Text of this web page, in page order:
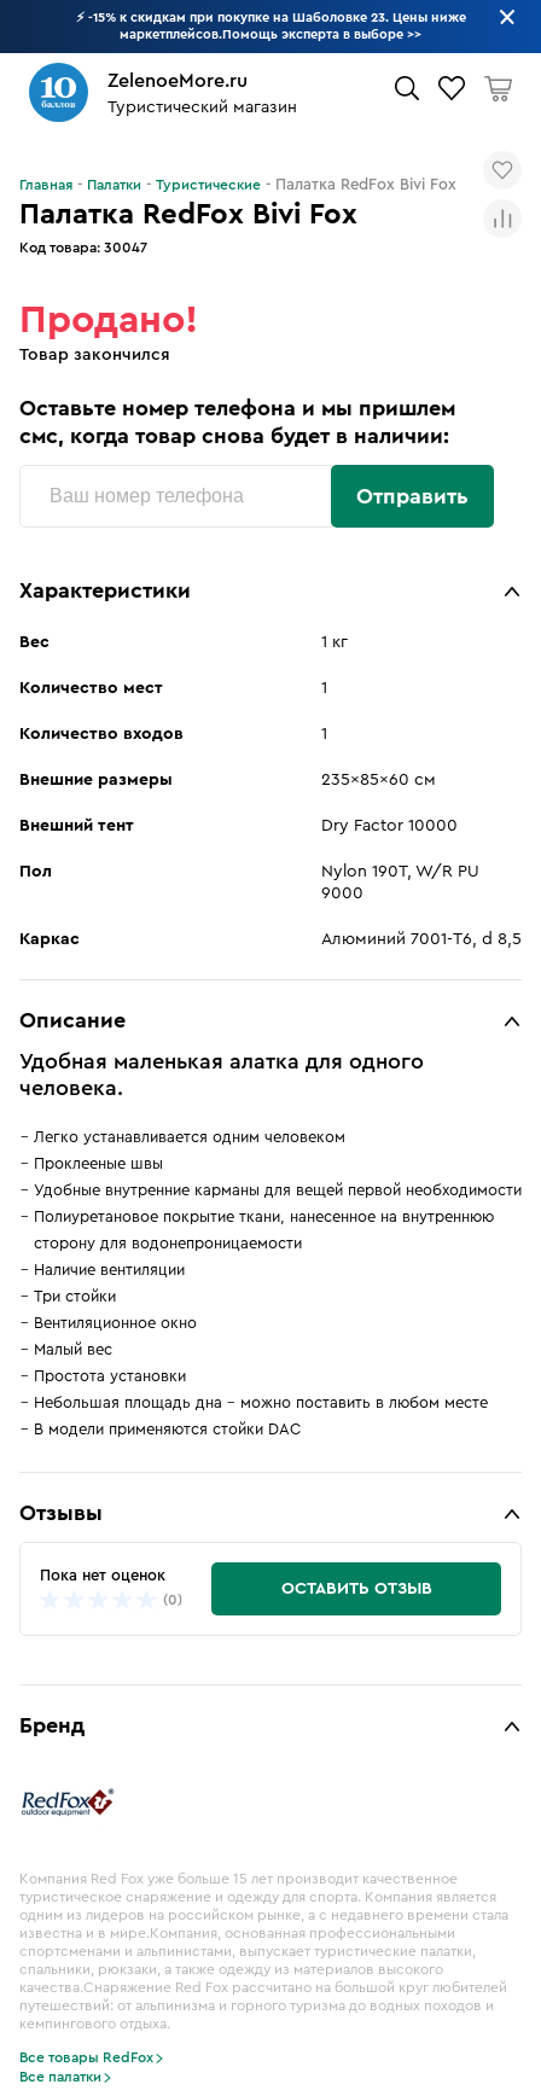
⚡ -15% к скидкам при покупке на Шаболовке 23. Цены ниже
маркетплейсов.Помощь эксперта в выборе >>
ZelenoeMore.ru
Туристический магазин
Палатка RedFox Bivi Fox
Код товара: 30047
Главная Палатки Туристические Палатка RedFox Bivi Fox
Продано!
Товар закончился
Оставьте номер телефона и мы пришлем
смс, когда товар снова будет в наличии:
Отправить
Характеристики
Вес 1 кг
Количество мест 1
Количество входов 1
Внешние размеры 235x85x60 см
Внешний тент Dry Factor 10000
Пол
Nylon 190T, W/R PU
9000
Каркас Алюминий 7001-T6, d 8,5
Описание
Удобная маленькая алатка для одного
человека.
Легко устанавливается одним человеком
Проклееные швы
Удобные внутренние карманы для вещей первой необходимости
Полиуретановое покрытие ткани, нанесенное на внутреннюю
сторону для водонепроницаемости
Наличие вентиляции
Три стойки
Вентиляционное окно
Малый вес
Простота установки
Небольшая площадь дна - можно поставить в любом месте
В модели применяются стойки DAC
Отзывы
Пока нет оценок
(0)
ОСТАВИТЬ ОТЗЫВ
Бренд
Компания Red Fox уже больше 15 лет производит качественное
туристическое снаряжение и одежду для спорта. Компания является
одним из лидеров на российском рынке, а с недавнего времени стала
известна и в мире.Компания, основанная профессиональными
спортсменами и альпинистами, выпускает туристические палатки,
спальники, рюкзаки, а также одежду из материалов высокого
качества.Снаряжение Red Fox рассчитано на большой круг любителей
путешествий: от альпинизма и горного туризма до водных походов и
кемпингового отдыха.
Все товары RedFox
Все палатки